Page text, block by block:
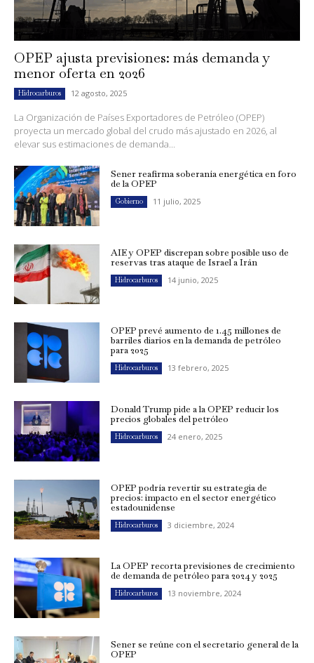
OPEP ajusta previsiones: más demanda y
menor oferta en 2026
Hidrocarburos 12 agosto, 2025
La Organización de Países Exportadores de Petróleo (OPEP)
proyecta un mercado global del crudo más ajustado en 2026, al
elevar sus estimaciones de demanda...
Sener reafirma soberanía energética en foro
de la OPEP
Gobierno 11 julio, 2025
AIE y OPEP discrepan sobre posible uso de
reservas tras ataque de Israel a Irán
Hidrocarburos 14 junio, 2025
OPEP prevé aumento de 1.45 millones de
barriles diarios en la demanda de petróleo
para 2025
Hidrocarburos 13 febrero, 2025
Donald Trump pide a la OPEP reducir los
precios globales del petróleo
Hidrocarburos 24 enero, 2025
OPEP podría revertir su estrategia de
precios: impacto en el sector energético
estadounidense
Hidrocarburos 3 diciembre, 2024
La OPEP recorta previsiones de crecimiento
de demanda de petróleo para 2024 y 2025
Hidrocarburos 13 noviembre, 2024
Sener se reúne con el secretario general de la
OPEP